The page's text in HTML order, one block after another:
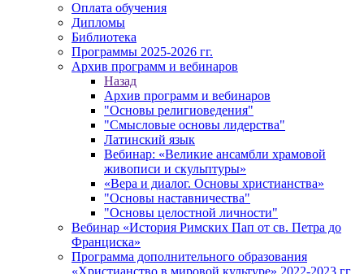
Оплата обучения
Дипломы
Библиотека
Программы 2025-2026 гг.
Архив программ и вебинаров
Назад
Архив программ и вебинаров
"Основы религиоведения"
"Смысловые основы лидерства"
Латинский язык
Вебинар: «Великие ансамбли храмовой
живописи и скульптуры»
«Вера и диалог. Основы христианства»
"Основы наставничества"
"Основы целостной личности"
Вебинар «История Римских Пап от св. Петра до
Франциска»
Программа дополнительного образования
«Христианство в мировой культуре» 2022-2023 гг.